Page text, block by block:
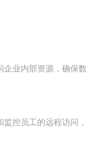
企业内部资源，确保数
控员工的远程访问，